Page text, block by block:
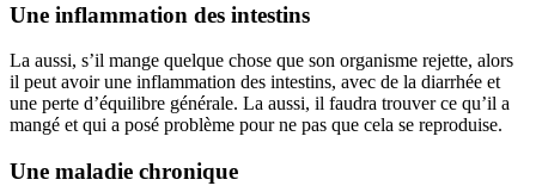
Une inflammation des intestins
La aussi, s’il mange quelque chose que son organisme rejette, alors
il peut avoir une inflammation des intestins, avec de la diarrhée et
une perte d’équilibre générale. La aussi, il faudra trouver ce qu’il a
mangé et qui a posé problème pour ne pas que cela se reproduise.
Une maladie chronique